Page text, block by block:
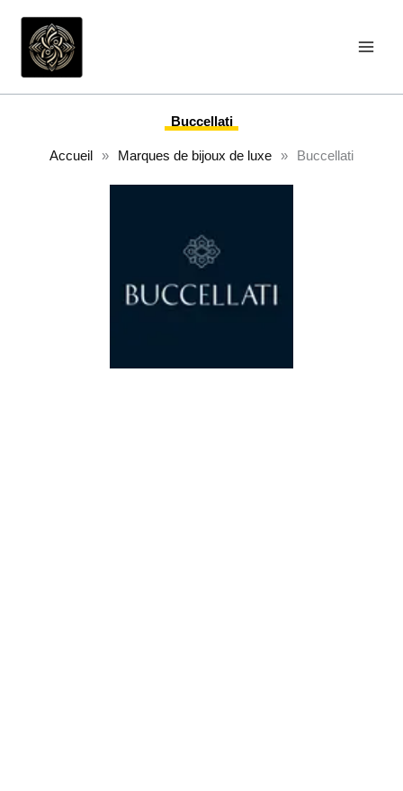
contenu
Buccellati
Accueil » Marques de bijoux de luxe » Buccellati